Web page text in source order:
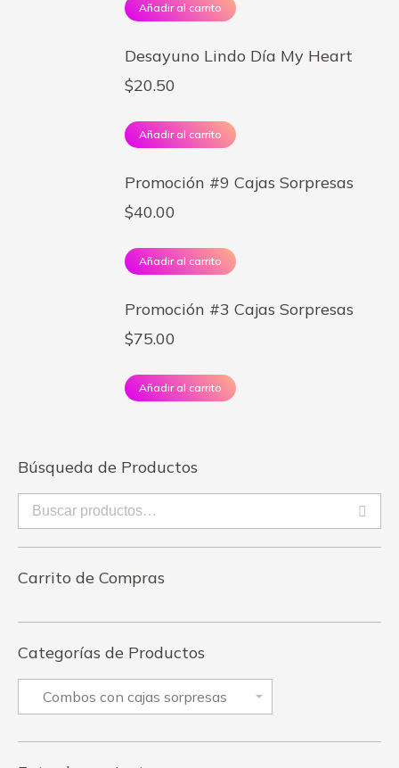
Añadir al carrito
Desayuno Lindo Día My Heart
$20.50
Añadir al carrito
Promoción #9 Cajas Sorpresas
$40.00
Añadir al carrito
Promoción #3 Cajas Sorpresas
$75.00
Añadir al carrito
Búsqueda de Productos
Carrito de Compras
Categorías de Productos